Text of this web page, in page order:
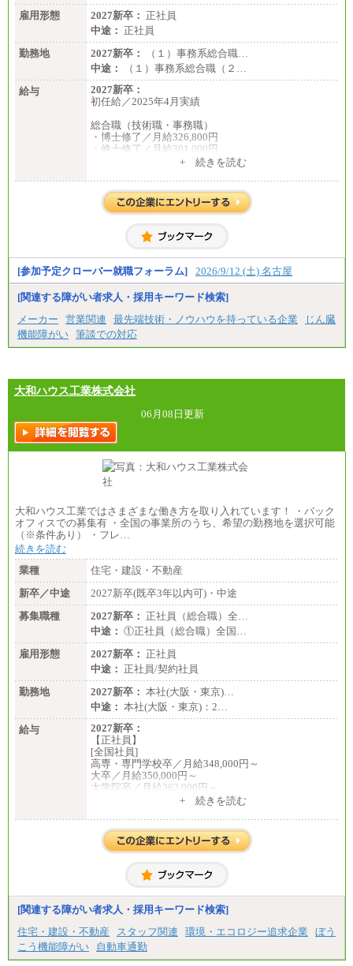
雇用形態
2027新卒： 正社員
中途： 正社員
勤務地
2027新卒：
（１）事務系総合職…
中途：
（１）事務系総合職（２…
給与
2027新卒：
初任給／2025年4月実績
総合職（技術職・事務職）
・博士修了／月給326,800円
・修士修了／月給301,000円
・大学卒／月給282,000円
・高専卒（本科）／月給256,000円
一般事務職
・高専卒（専攻科）／月給206,400円
・高専卒（本科）月給197,800円
・短大卒／月給197,800円
・専門卒（2年）／月給197,800円
※試用期間中も給与に変更はございません。
中途：
（１）（２）
月給：270,000円～
想定年収：490万円～1,100万円
・1,090万円/38歳・月給59万円 *残業代・家族手当
対象外
（３）
月給：190,000円～
想定年収：340万円～610万円
年収例：
・460万円/28歳・月給26万円
・520万円/32歳・月給29万円
（４）
月給：201,000円～
想定年収：360万円～680万円
年収例：
年収例は賞与含む、残業代・家族手当含まず
※キャリアや能力等を考慮の上、当社規定により確
定します
※残業手当：別途支給
※固定給に固定残業代含まず
※試用期間中も給与に変更なし
+ 続きを読む
[参加予定クローバー就職フォーラム] 2026/9/12 (土) 名古屋
[関連する障がい者求人・採用キーワード検索]
メーカー
営業関連 最先端技術・ノウハウを持っている企業
じん臓
機能障がい 筆談での対応
大和ハウス工業株式会社
06月08日更新
大和ハウス工業ではさまざまな働き方を取り入れています！ ・バック
オフィスでの募集有 ・全国の事業所のうち、希望の勤務地を選択可能
（※条件あり） ・フレ…
続きを読む
業種
住宅・建設・不動産
新卒／中途
2027新卒(既卒3年以内可)・中途
募集職種
2027新卒： 正社員（総合職）全…
中途： ①正社員（総合職）全国…
雇用形態
2027新卒： 正社員
中途： 正社員/契約社員
勤務地
2027新卒： 本社(大阪・東京)…
中途： 本社(大阪・東京)：2…
給与
2027新卒：
【正社員】
[全国社員]
高専・専門学校卒／月給348,000円～
大卒／月給350,000円～
大学院卒／月給362,000円～
[地域社員]月給295,000円～
【正社員】
[全国社員]月給348,000円～
[地域社員]月給295,000円～
【契約社員】月給200,000円～
+ 続きを読む
[関連する障がい者求人・採用キーワード検索]
住宅・建設・不動産
スタッフ関連 環境・エコロジー追求企業
ぼう
こう機能障がい
自動車通勤